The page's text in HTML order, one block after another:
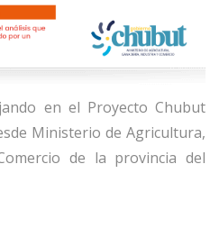
en el Proyecto Chubut
Ministerio de Agricultura,
de la provincia del